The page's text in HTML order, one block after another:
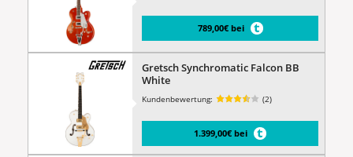
789,00€ bei
Gretsch Synchromatic Falcon BB
White
Kundenbewertung: (2)
1.399,00€ bei